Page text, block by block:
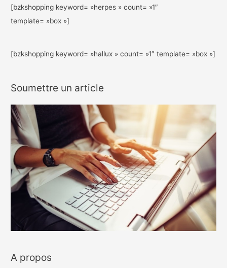
[bzkshopping keyword= »herpes » count= »1″
template= »box »]
[bzkshopping keyword= »hallux » count= »1″ template= »box »]
Soumettre un article
A propos